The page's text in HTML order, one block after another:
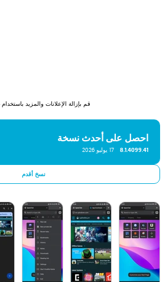
قم بإزالة الإعلانات والمزيد باستخدام Turbo
احصل على أحدث نسخة
8.1.4099.41 17 يوليو 2026
نسخ أقدم